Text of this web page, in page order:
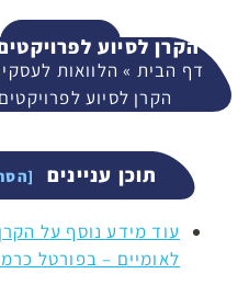
המשך הקרן לסיוע
דף הבית » הלוואות
הקרן לסיוע
תוכן עניינים
עוד מידע נוסף על
לאומיים – בפורטל